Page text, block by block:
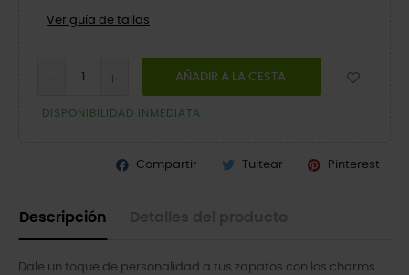
Ver guía de tallas
AÑADIR A LA CESTA
DISPONIBILIDAD INMEDIATA
Compartir Tuitear Pinterest
Descripción
Dale un toque de personalidad a tus zapatos con los charms